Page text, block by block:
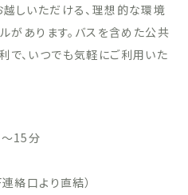
越しいただける、理想的な環境
があります。バスを含めた公共
で、いつでも気軽にご利用いた
〜15分
絡口より直結）